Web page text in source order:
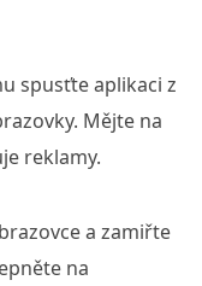
spusťte aplikaci z
Mějte na
reklamy.
a zamiřte
na